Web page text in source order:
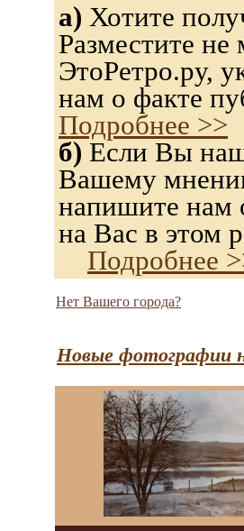
а) Хотите
Разместите
ЭтоРетро.ру,
нам о факте
Подробнее >>
б) Если Вы
Вашему
напишите нам
на Вас в этом
Подробнее
Нет Вашего города?
Новые фотографии